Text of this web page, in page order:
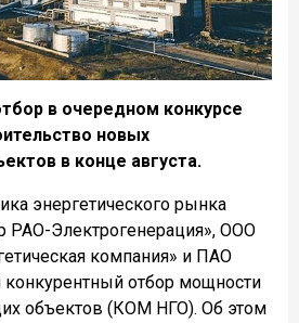
в очередном конкурсе
новых
в конце августа.
энергетического рынка
РАО-Электрогенерация», ООО
компания» и ПАО
отбор мощности
объектов (КОМ НГО). Об этом